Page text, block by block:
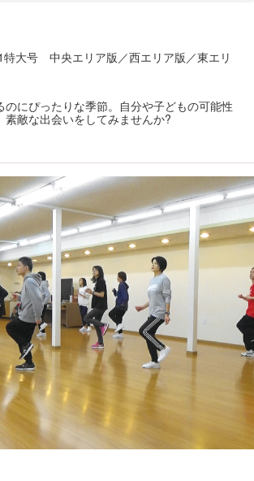
特大号 中央エリア版／西エリア版／東エリ
のにぴったりな季節。自分や子どもの可能性
素敵な出会いをしてみませんか?